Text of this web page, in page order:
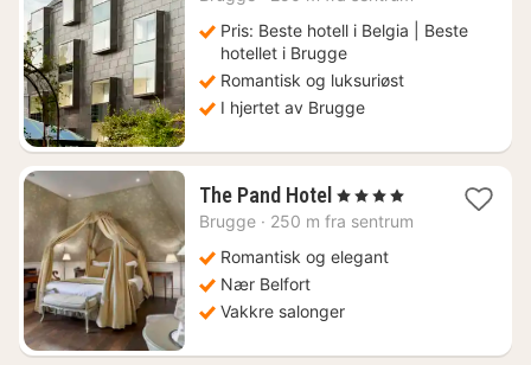
2046
kr.
Pris: Beste hotell i Belgia | Beste
hotellet i Brugge
Romantisk og luksuriøst
I hjertet av Brugge
The Pand Hotel 1
natt
2200
, 4 Stjerner
Brugge · 250 m fra sentrum
Romantisk og elegant
Nær Belfort
Vakkre salonger